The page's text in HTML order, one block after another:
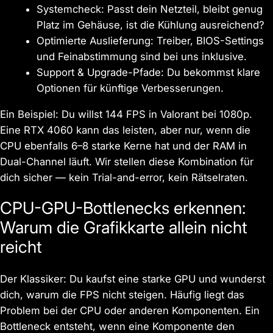
Systemcheck: Passt dein Netzteil, bleibt genug
Platz im Gehäuse, ist die Kühlung ausreichend?
Optimierte Auslieferung: Treiber, BIOS-Settings
und Feinabstimmung sind bei uns inklusive.
Support & Upgrade-Pfade: Du bekommst klare
Optionen für künftige Verbesserungen.
Ein Beispiel: Du willst 144 FPS in Valorant bei 1080p.
Eine RTX 4060 kann das leisten, aber nur, wenn die
CPU ebenfalls 6–8 starke Kerne hat und der RAM in
Dual-Channel läuft. Wir stellen diese Kombination für
dich sicher — kein Trial-and-error, kein Rätselraten.
CPU-GPU-Bottlenecks erkennen:
Warum die Grafikkarte allein nicht
reicht
Der Klassiker: Du kaufst eine starke GPU und wunderst
dich, warum die FPS nicht steigen. Häufig liegt das
Problem bei der CPU oder anderen Komponenten. Ein
Bottleneck entsteht, wenn eine Komponente den